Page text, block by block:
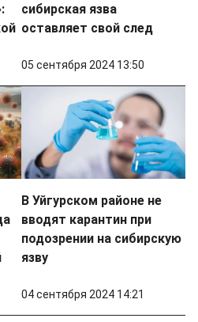
сибирская язва
оставляет свой след
05 сентября 2024 13:50
В Уйгурском районе не
вводят карантин при
подозрении на сибирскую
язву
04 сентября 2024 14:21